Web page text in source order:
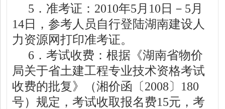
5 ．准考证： 2010年5 月 10 日－ 5 月
14日，参考人员自行登陆湖南建设人
力资源网打印准考证。
6 ．考试收费：根据《湖南省物价
局关于省土建工程专业技术资格考试
收费的批复》（湘价函〔2008〕 180
号）规定，考试收取报名费15元，考